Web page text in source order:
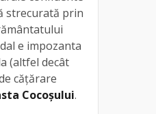
strecurată prin
e impozanta
(altfel decât
cățărare
Cocoşului.